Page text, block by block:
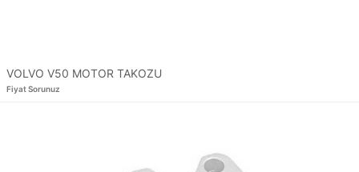
VOLVO V50 MOTOR TAKOZU
Fiyat Sorunuz